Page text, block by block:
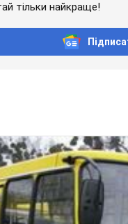
тільки найкраще!